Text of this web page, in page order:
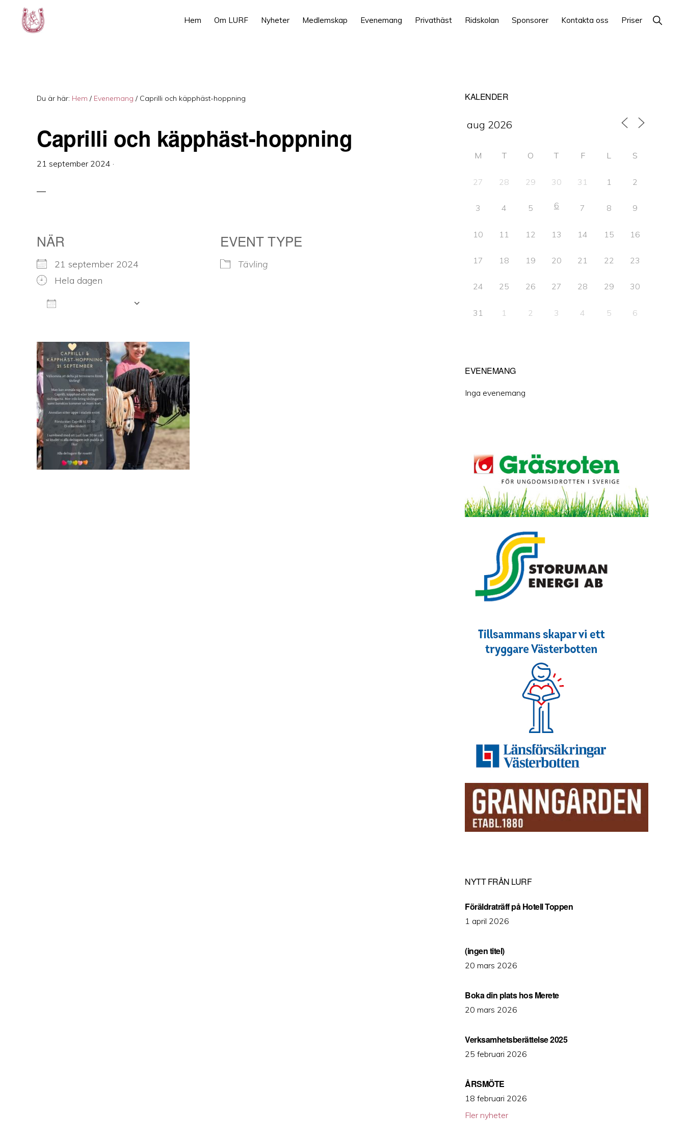
Hoppa
Hoppa
Hoppa
Västerbotten
Hem Om LURF Nyheter Medlemskap Evenemang Privathäst Ridskolan Sponsorer Kontakta oss Priser Show
Search
Du är här: Hem / Evenemang / Caprilli och käpphäst-hoppning
Caprilli och käpphäst-hoppning
21 september 2024 ·
NÄR
21 september 2024
Hela dagen
EVENT TYPE
Tävling
Primärt
sidofält
KALENDER
M T O T F L S
27 28 29 30 31 1 2
3 4 5 6 7 8 9
10 11 12 13 14 15 16
17 18 19 20 21 22 23
24 25 26 27 28 29 30
31 1 2 3 4 5 6
EVENEMANG
Inga evenemang
NYTT FRÅN LURF
Föräldraträff på Hotell Toppen
1 april 2026
(ingen titel)
20 mars 2026
Boka din plats hos Merete
20 mars 2026
Verksamhetsberättelse 2025
25 februari 2026
ÅRSMÖTE
18 februari 2026
Fler nyheter